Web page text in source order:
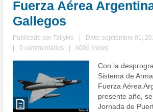
Fuerza Aérea
Gallegos
Publicado porTallyHo
Date: septiembre 01,
0 commentarios 6006 Views
Con la
Sistema de
Fuerza Aérea
presente año,
Jornada de